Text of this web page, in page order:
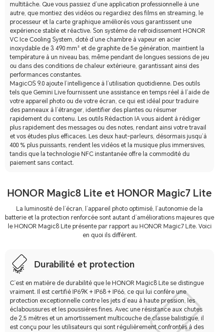
multitâche. Que vous passiez d’une application professionnelle à une
autre, que montiez des vidéos ou regardiez des films en streaming, le
processeur et la carte graphique améliorés vous garantissent une
expérience stable et réactive. Son système de refroidissement HONOR
VC Ice Cooling System, doté d’une chambre à vapeur en acier
inoxydable de 3 490 mm² et de graphite de 5e génération, maintient la
température à un niveau bas, même pendant de longues sessions de jeu
ou dans des conditions de chaleur extérieure, garantissant ainsi des
performances constantes.
MagicOS 9.0 ajoute l’intelligence à l’utilisation quotidienne. Des outils
tels que Gemini Live fournissent une assistance en temps réel à l’aide de
votre appareil photo ou de votre écran, ce qui est idéal pour traduire
des panneaux à l’étranger, identifier des plantes ou résumer
rapidement du contenu. Les outils Rédaction IA vous aident à rédiger
plus rapidement des messages ou des notes, rendant ainsi votre travail
et vos études plus efficaces. Les deux haut-parleurs, désormais jusqu’à
400 % plus puissants, rendent les vidéos et la musique plus immersives,
tandis que la technologie NFC instantanée offre la commodité du
paiement sans contact.
HONOR Magic8 Lite et HONOR Magic7 Lite
La luminosité de l’écran, l’appareil photo optimisé, l’autonomie de la
batterie et la protection renforcée sont autant d’améliorations majeures que
le HONOR Magic8 Lite présente par rapport au HONOR Magic7 Lite. Voici
en quoi ils diffèrent.
Durabilité et protection
C’est en matière de durabilité que le HONOR Magic8 Lite se distingue
vraiment. Il est certifié IP69K + IP68 + IP66, ce qui lui confère une
protection exceptionnelle contre les jets d’eau à haute pression, les
éclaboussures et les poussières fines. Avec une résistance aux chutes
de 2,5 mètres et un amortissement multicouche de classe balistique, il
est conçu pour les utilisateurs qui sont régulièrement confrontés à des